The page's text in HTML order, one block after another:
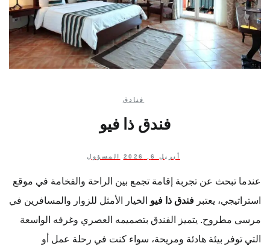
فنادق
فندق ذا فيو
أبريل 6, 2026 المسؤول
عندما تبحث عن تجربة إقامة تجمع بين الراحة والفخامة في موقع
استراتيجي، يعتبر فندق ذا فيو الخيار الأمثل للزوار والمسافرين في
مرسى مطروح. يتميز الفندق بتصميمه العصري وغرفه الواسعة
التي توفر بيئة هادئة ومريحة، سواء كنت في رحلة عمل أو